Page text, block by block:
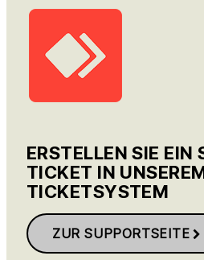
ERSTELLEN SIE EIN
TICKET IN
TICKETSYSTEM
ZUR SUPPORTSEITE